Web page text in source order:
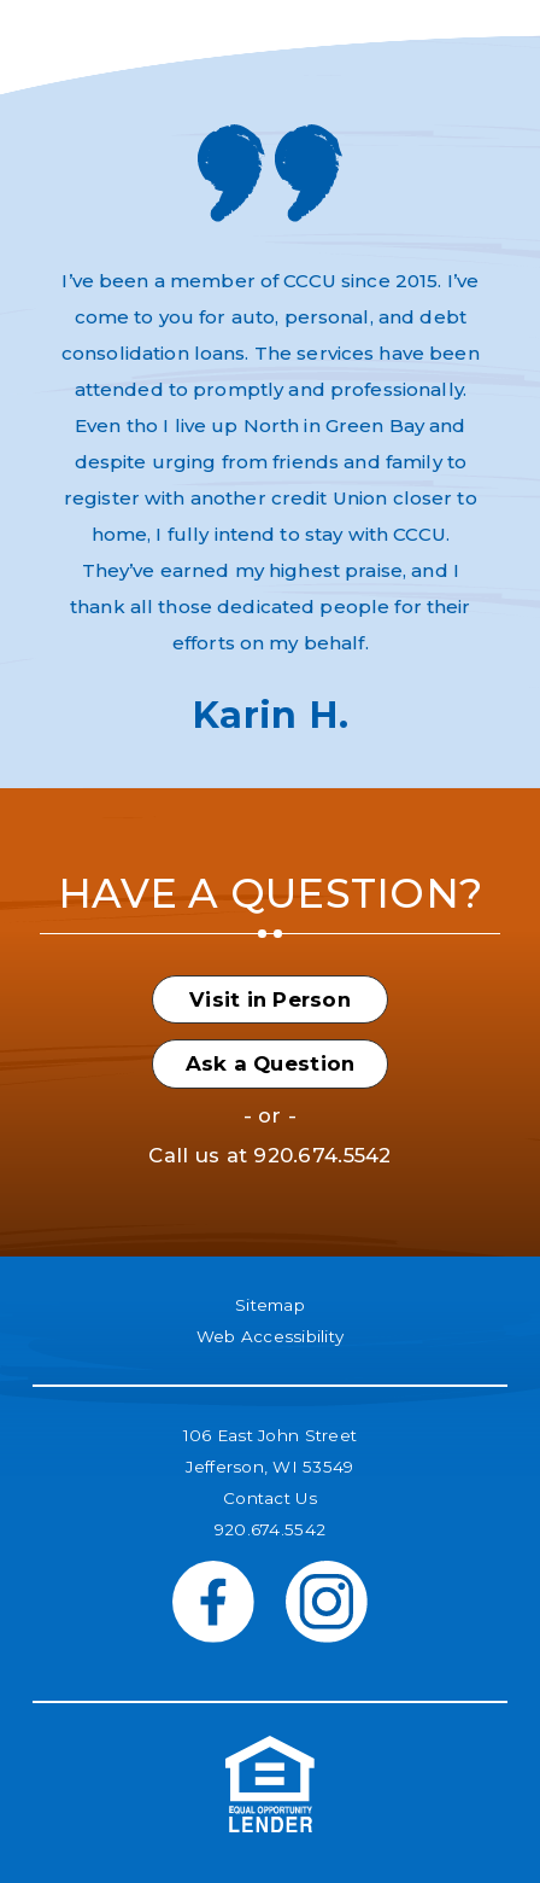
I’ve been a member of CCCU since 2015. I’ve
come to you for auto, personal, and debt
consolidation loans. The services have been
attended to promptly and professionally.
Even tho I live up North in Green Bay and
despite urging from friends and family to
register with another credit Union closer to
home, I fully intend to stay with CCCU.
They’ve earned my highest praise, and I
thank all those dedicated people for their
efforts on my behalf.
Karin H.
HAVE A QUESTION?
Visit in Person
Ask a Question
- or -
Call us at 920.674.5542
Sitemap
Web Accessibility
106 East John Street
Jefferson, WI 53549
Contact Us
920.674.5542